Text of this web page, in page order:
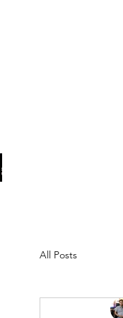
วส์
สื่อลึกวงการสงฆ์ เจาะตรงพ
All Posts